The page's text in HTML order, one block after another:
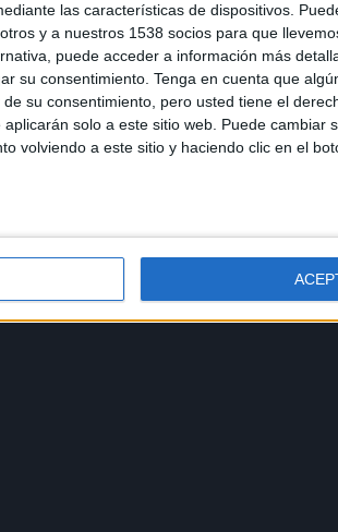
las características de dispositivos.
y a nuestros 1538 socios para que
puede acceder a información más
su consentimiento. Tenga en cuenta que
su consentimiento, pero usted tiene el
solo a este sitio web. Puede cambiar
volviendo a este sitio y haciendo clic en el